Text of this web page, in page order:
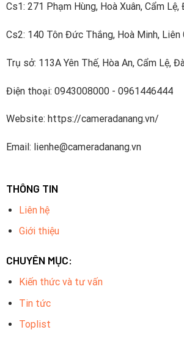
Cs1: 271 Phạm Hùng, Hoà Xuân, Cẩm Lệ,
Cs2: 140 Tôn Đức Thắng, Hoà Minh, Liên
Trụ sở: 113A Yên Thế, Hòa An, Cẩm Lệ,
Điện thoại: 0943008000 - 0961446444
Website: https://cameradanang.vn/
Email: lienhe@cameradanang.vn
THÔNG TIN
Liên hệ
Giới thiệu
CHUYÊN MỤC:
Kiến thức và tư vấn
Tin tức
Toplist